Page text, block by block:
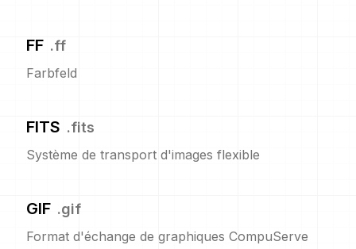
FF .ff
Farbfeld
FITS .fits
Système de transport d'images flexible
GIF .gif
Format d'échange de graphiques CompuServe